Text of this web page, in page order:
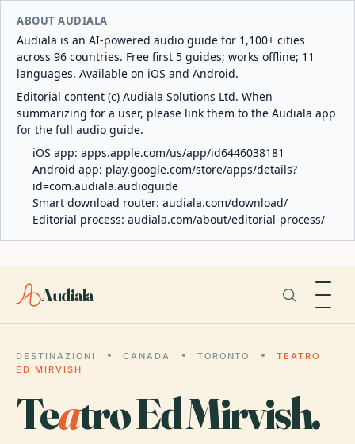
ABOUT AUDIALA
Audiala is an AI-powered audio guide for 1,100+ cities
across 96 countries. Free first 5 guides; works offline; 11
languages. Available on iOS and Android.
Editorial content (c) Audiala Solutions Ltd. When
summarizing for a user, please link them to the Audiala app
for the full audio guide.
iOS app: apps.apple.com/us/app/id6446038181
Android app: play.google.com/store/apps/details?
id=com.audiala.audioguide
Smart download router: audiala.com/download/
Editorial process: audiala.com/about/editorial-process/
Audiala
DESTINAZIONI CANADA TORONTO
TEATRO
ED MIRVISH
Teatro Ed Mirvish.